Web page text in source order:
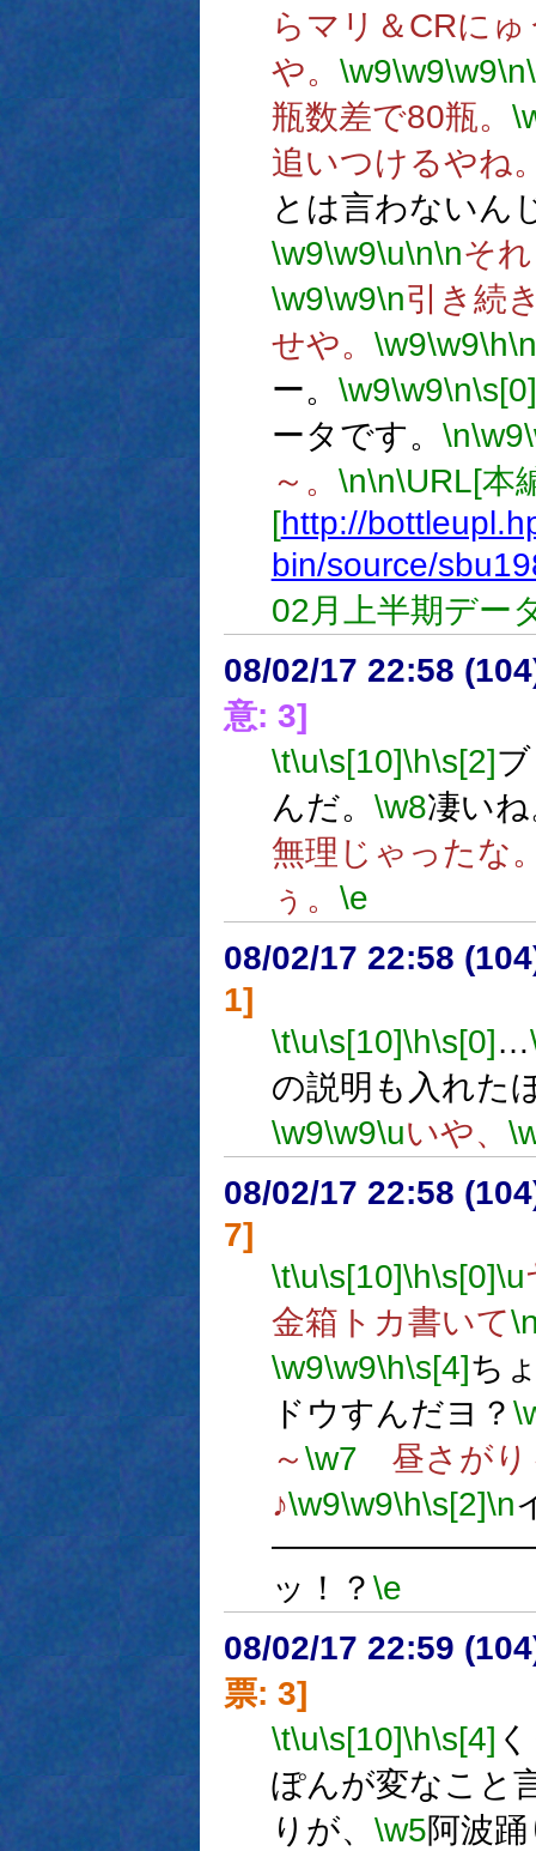
らマリ＆CRに
や。 \w9\w9\w9\n
瓶数差で80瓶。
追いつけるやね
とは言わないん
\w9\w9\u\n\nそ
\w9\w9\n引き続
せや。 \w9\w9\h\n
ー。 \w9\w9\n\s[0]
ータです。 \n\w9
～。 \n\n\URL[本
[http://
bin/source/
02月上半期デー
08/02/17 22:58
意: 3]
\t\u\s[10]\h\s[2]
んだ。 \w8凄い
無理じゃったな
ぅ。 \e
08/02/17 22:58
1]
\t\u\s[10]\h\s[0]…
の説明も入れた
\w9\w9\uいや、
08/02/17 22:58
7]
\t\u\s[10]\h\s[0]\u
金箱トカ書いて
\w9\w9\h\s[4]ち
ドウすんだヨ？
～\w7 昼さがり
♪\w9\w9\h\s[2]\n
ッ！？ \e
08/02/17 22:59
票: 3]
\t\u\s[10]\h\s[4]
ぽんが変なこと
りが、 \w5阿波